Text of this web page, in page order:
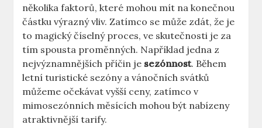
několika faktorů, které mohou mít na konečnou
částku výrazný vliv. Zatímco se může zdát, že je
to magický číselný proces, ve skutečnosti je za
tím spousta proměnných. Například jedna z
nejvýznamnějších příčin je sezónnost. Během
letní turistické sezóny a vánočních svátků
můžeme očekávat vyšší ceny, zatímco v
mimosezónních měsících mohou být nabízeny
atraktivnější tarify.